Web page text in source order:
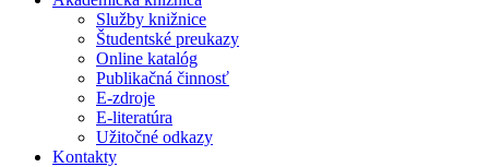
Služby knižnice
Študentské preukazy
Online katalóg
Publikačná činnosť
E-zdroje
E-literatúra
Užitočné odkazy
Kontakty